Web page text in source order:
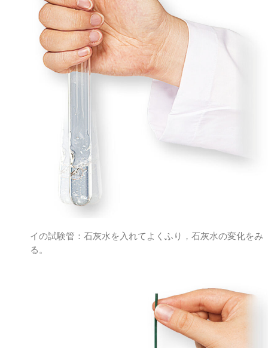
イの試験管：石灰水を入れてよくふり，石灰水の変化をみ
る。